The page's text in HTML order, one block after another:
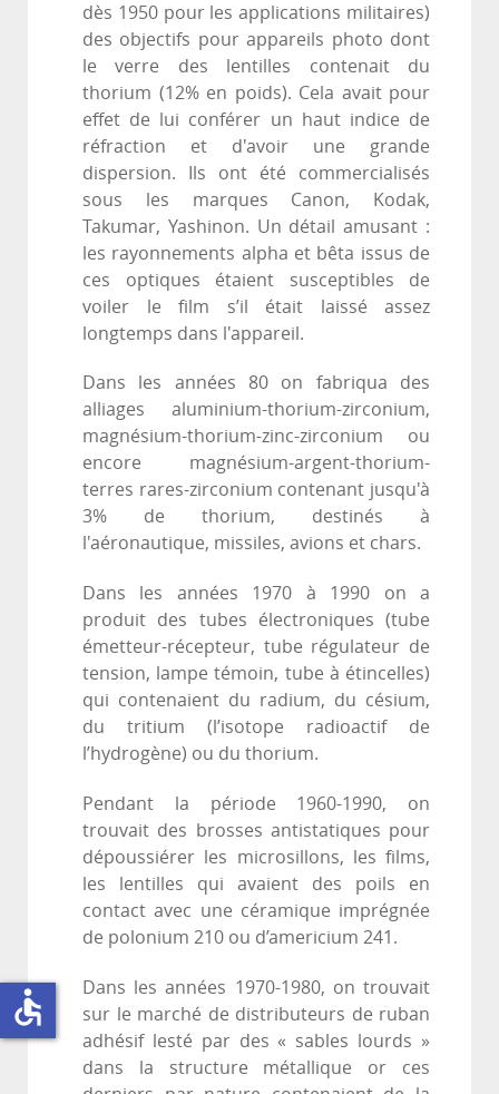
dès 1950 pour les applications militaires)
des objectifs pour appareils photo dont
le verre des lentilles contenait du
thorium (12% en poids). Cela avait pour
effet de lui conférer un haut indice de
réfraction et d'avoir une grande
dispersion. Ils ont été commercialisés
sous les marques Canon, Kodak,
Takumar, Yashinon. Un détail amusant :
les rayonnements alpha et bêta issus de
ces optiques étaient susceptibles de
voiler le film s’il était laissé assez
longtemps dans l'appareil.
Dans les années 80 on fabriqua des
alliages aluminium-thorium-zirconium,
magnésium-thorium-zinc-zirconium ou
encore magnésium-argent-thorium-
terres rares-zirconium contenant jusqu'à
3% de thorium, destinés à
l'aéronautique, missiles, avions et chars.
Dans les années 1970 à 1990 on a
produit des tubes électroniques (tube
émetteur-récepteur, tube régulateur de
tension, lampe témoin, tube à étincelles)
qui contenaient du radium, du césium,
du tritium (l’isotope radioactif de
l’hydrogène) ou du thorium.
Pendant la période 1960-1990, on
trouvait des brosses antistatiques pour
dépoussiérer les microsillons, les films,
les lentilles qui avaient des poils en
contact avec une céramique imprégnée
de polonium 210 ou d’americium 241.
Dans les années 1970-1980, on trouvait
sur le marché de distributeurs de ruban
adhésif lesté par des « sables lourds »
dans la structure métallique or ces
accessible